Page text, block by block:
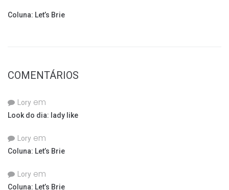
Coluna: Let’s Brie
COMENTÁRIOS
Lory em
Look do dia: lady like
Lory em
Coluna: Let’s Brie
Lory em
Coluna: Let’s Brie